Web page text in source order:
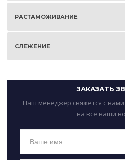
РАСТАМОЖИВАНИЕ
СЛЕЖЕНИЕ
ЗАКАЗАТЬ
Наш менеджер свяжется с
на все ваши